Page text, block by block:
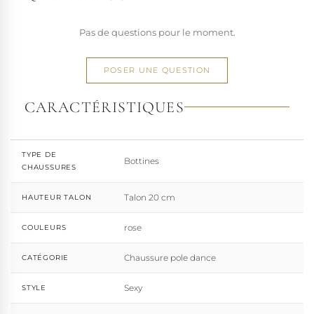
Pas de questions pour le moment.
POSER UNE QUESTION
CARACTÉRISTIQUES
TYPE DE
CHAUSSURES
Bottines
HAUTEUR TALON Talon 20 cm
COULEURS rose
CATÉGORIE Chaussure pole dance
STYLE Sexy